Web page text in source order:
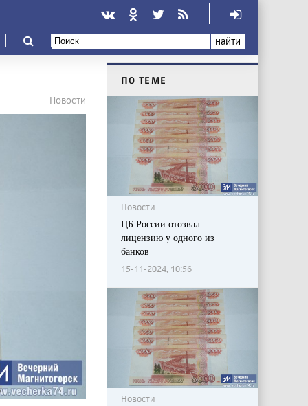
найти
Новости
ПО ТЕМЕ
Новости
ЦБ России отозвал
лицензию у одного из
банков
15-11-2024, 10:56
Новости